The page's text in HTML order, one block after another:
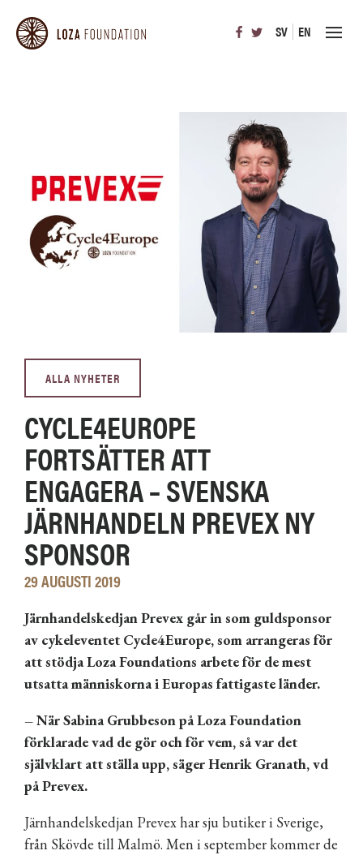
SV EN
ALLA NYHETER
CYCLE4EUROPE
FORTSÄTTER ATT
ENGAGERA – SVENSKA
JÄRNHANDELN PREVEX NY
SPONSOR
29 AUGUSTI 2019
Järnhandelskedjan Prevex går in som guldsponsor
av cykeleventet Cycle4Europe, som arrangeras för
att stödja Loza Foundations arbete för de mest
utsatta människorna i Europas fattigaste länder.
– När Sabina Grubbeson på Loza Foundation
förklarade vad de gör och för vem, så var det
självklart att ställa upp, säger Henrik Granath, vd
på Prevex.
Järnhandelskedjan Prevex har sju butiker i Sverige,
från Skövde till Malmö. Men i september kommer de